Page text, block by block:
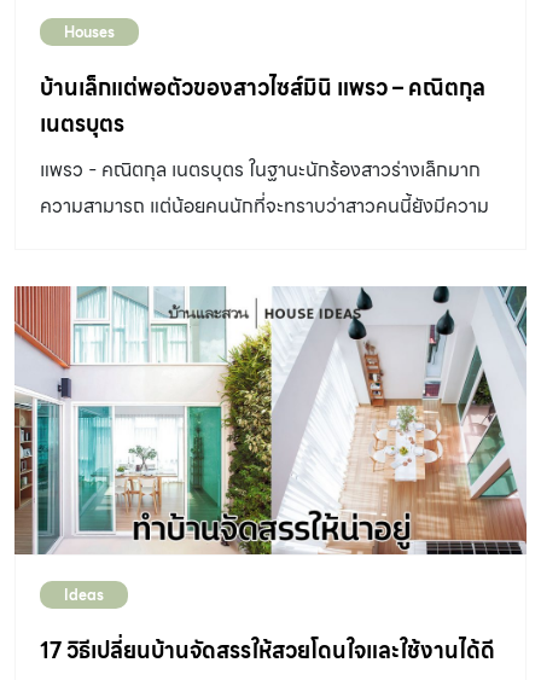
Houses
บ้านเล็กแต่พอตัวของสาวไซส์มินิ แพรว – คณิตกุล
เนตรบุตร
แพรว - คณิตกุล เนตรบุตร ในฐานะนักร้องสาวร่างเล็กมาก
ความสามารถ แต่น้อยคนนักที่จะทราบว่าสาวคนนี้ยังมีความ
Ideas
17 วิธีเปลี่ยนบ้านจัดสรรให้สวยโดนใจและใช้งานได้ดี